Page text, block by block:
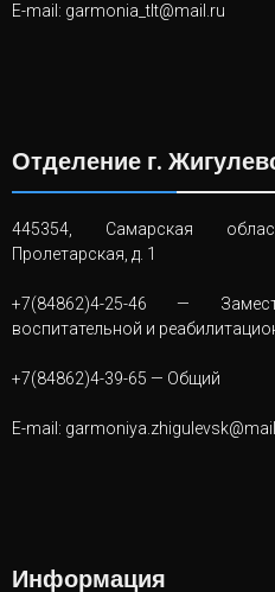
E-mail: garmonia_tlt@mail.ru
Отделение г.
445354, Самарская
Пролетарская, д. 1
+7(84862)4-25-46 —
воспитательной и
+7(84862)4-39-65 — Общий
E-mail:
Информация